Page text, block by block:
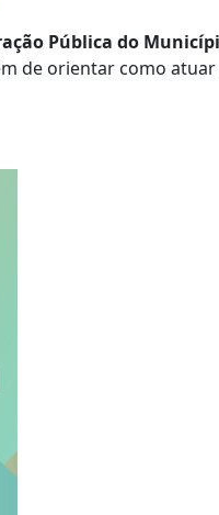
Pública do
de orientar como